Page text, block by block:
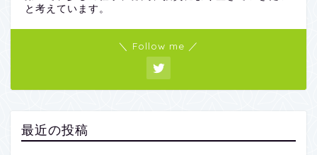
と考えています。
＼ Follow me ／
最近の投稿